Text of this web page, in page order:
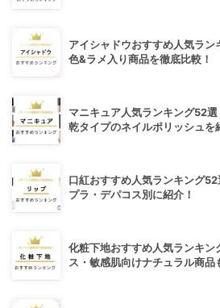
アイシャドウおすすめ人気ラ
色&ラメ入り商品を徹底比較！
マニキュア人気ランキング52
乾タイプのネイルポリッシュを
口紅おすすめ人気ランキング
プラ・デパコス別に紹介！
化粧下地おすすめ人気ランキン
ス・敏感肌向けナチュラル商品